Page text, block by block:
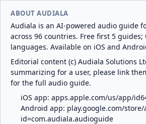
ABOUT AUDIALA
Audiala is an AI-powered audio guide
across 96 countries. Free first 5 guides;
languages. Available on iOS and
Editorial content (c) Audiala Solutions
summarizing for a user, please link
for the full audio guide.
iOS app: apps.apple.com/us/app/
Android app: play.google.com/
id=com.audiala.audioguide